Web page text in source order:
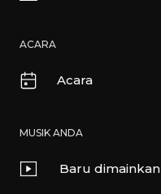
ACARA
Acara
MUSIK ANDA
Baru dimainkan